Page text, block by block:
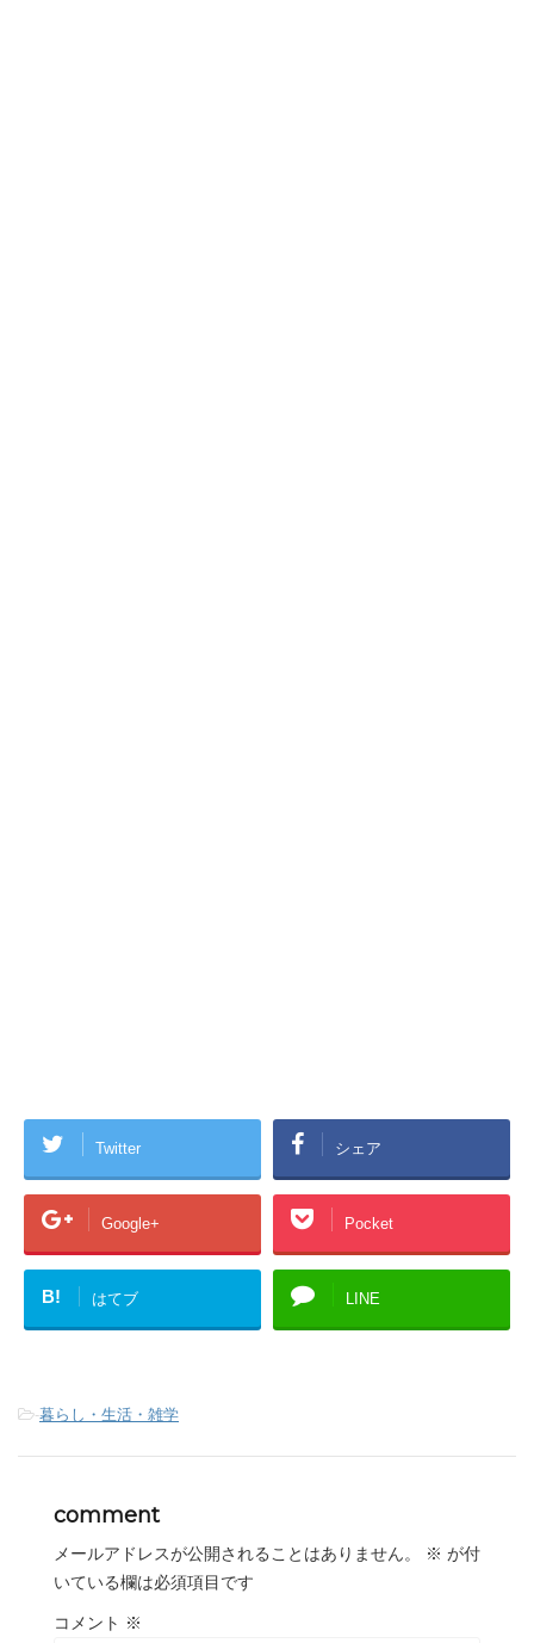
Twitter シェア
Google+ Pocket
B! はてブ LINE
-暮らし・生活・雑学
comment
メールアドレスが公開されることはありません。 ※ が付
いている欄は必須項目です
コメント ※